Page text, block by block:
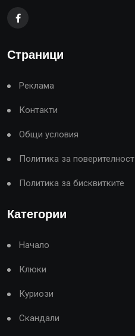
Страници
Реклама
Контакти
Общи условия
Политика за поверителност
Политика за бисквитките
Категории
Начало
Клюки
Куриози
Скандали